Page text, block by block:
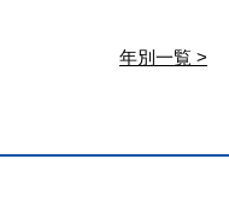
年別一覧 >